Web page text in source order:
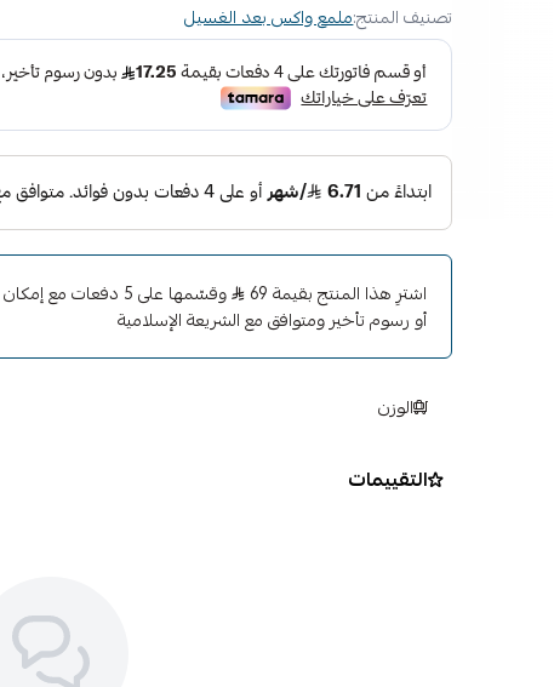
تتضمن العبوة أداة تطبيق رغوة ناعمة عالية الجودة
Action
تركيبة محسّنة تترك انعكاسات أعمق وتألقًا لامعًا
مزيج خاص من الكرنوبا بالإضافة إلى طبقة شفافة آمنة
يغمق اللون بشكل كبير لإبراز الثراء الكامل للطلاء
يخلق انعكاسات واضحة وحادة
تصنيف المنتج:ملمع واكس بعد الغسيل
اشترِ هذا المنتج بقيمة 69
وقسّمها على 5 دفعات
أو رسوم تأخير ومتوافق مع الشريعة الإسلامية
الوزن
التقييمات